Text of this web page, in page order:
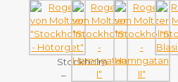
Stockholm
–